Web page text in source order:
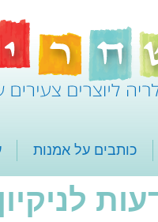
כותבים על אמנות